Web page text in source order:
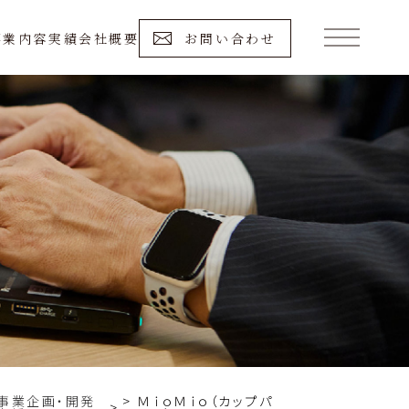
業内容実績会社概要 お問い合わせ
業企画・開発 ＭｉｏＭｉｏ（カップパ